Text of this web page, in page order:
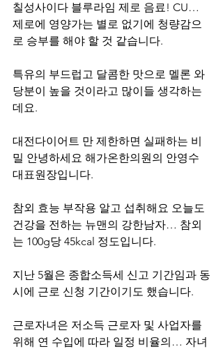
칠성사이다 블루라임 제로 음료! CU…
제로에 영양가는 별로 없기에 청량감으
로 승부를 해야 할 것 같습니다.
특유의 부드럽고 달콤한 맛으로 멜론 와
당분이 높을 것이라고 많이들 생각하는
데요.
대전다이어트 만 제한하면 실패하는 비
밀 안녕하세요 해가온한의원의 안영수
대표원장입니다.
참외 효능 부작용 알고 섭취해요 오늘도
건강을 전하는 뉴맨의 강한남자… 참외
는 100g당 45kcal 정도입니다.
지난 5월은 종합소득세 신고 기간임과 동
시에 근로 신청 기간이기도 했습니다.
근로자녀은 저소득 근로자 및 사업자를
위해 연 수입에 따라 일정 비율의… 자녀